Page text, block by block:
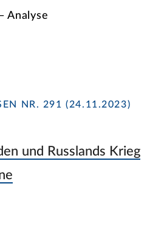
Analyse
NR. 291 (24.11.2023)
und Russlands Krieg